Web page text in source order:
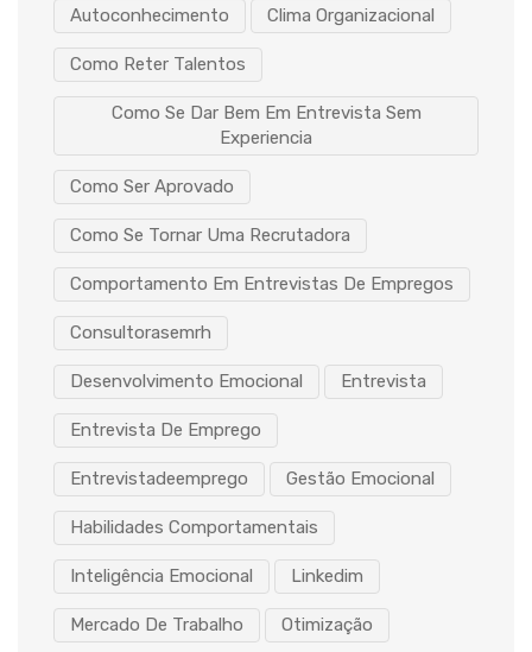
Autoconhecimento Clima Organizacional
Como Reter Talentos
Como Se Dar Bem Em Entrevista Sem
Experiencia
Como Ser Aprovado
Como Se Tornar Uma Recrutadora
Comportamento Em Entrevistas De Empregos
Consultorasemrh
Desenvolvimento Emocional Entrevista
Entrevista De Emprego
Entrevistadeemprego Gestão Emocional
Habilidades Comportamentais
Inteligência Emocional Linkedim
Mercado De Trabalho Otimização